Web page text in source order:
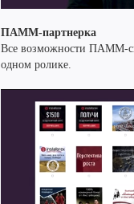
ПАММ-партнерка
Все возможности ПАММ-
одном ролике.